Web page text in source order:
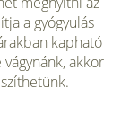
a gyógyulás
kapható
akkor